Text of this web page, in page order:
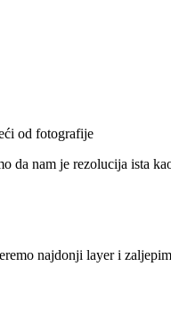
od fotografije
da nam je rezolucija ista
najdonji layer i